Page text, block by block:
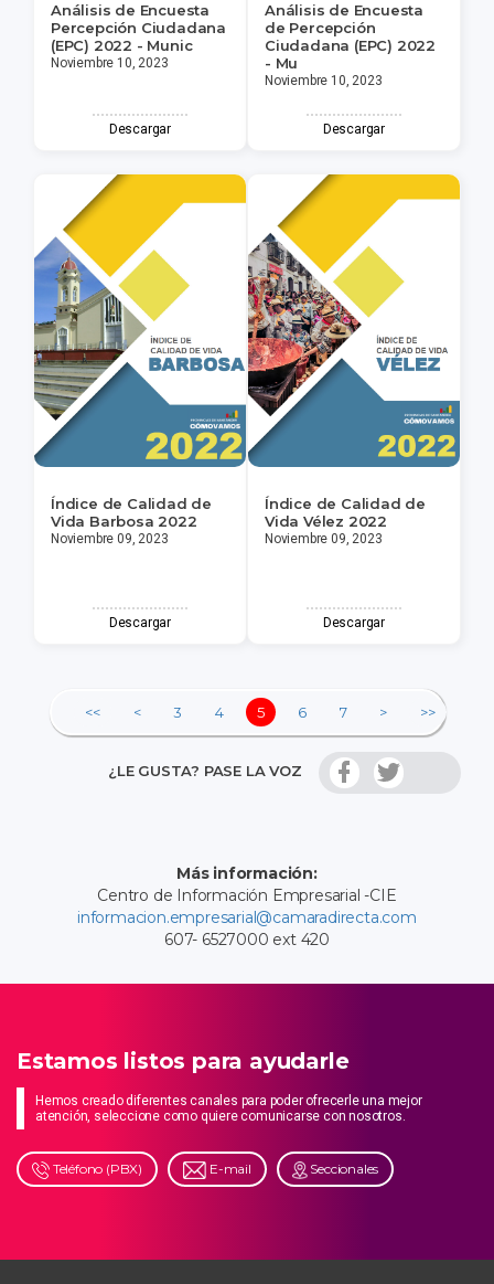
Análisis de Encuesta
Percepción Ciudadana
(EPC) 2022 - Munic
Noviembre 10, 2023
Descargar
Análisis de Encuesta
de Percepción
Ciudadana (EPC) 2022
- Mu
Noviembre 10, 2023
Descargar
Índice de Calidad de
Vida Barbosa 2022
Noviembre 09, 2023
Descargar
Índice de Calidad de
Vida Vélez 2022
Noviembre 09, 2023
Descargar
<< < 3 4 5 6 7 > >>
¿LE GUSTA? PASE LA VOZ
Más información:
Centro de Información Empresarial -CIE
informacion.empresarial@camaradirecta.com
607- 6527000 ext 420
Estamos listos para ayudarle
Hemos creado diferentes canales para poder ofrecerle una mejor
atención, seleccione como quiere comunicarse con nosotros.
Teléfono (PBX) E-mail Seccionales